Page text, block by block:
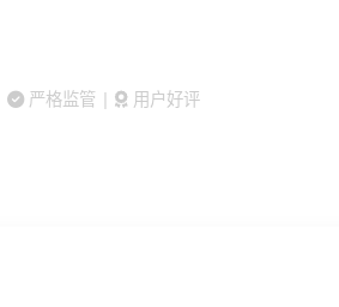
严格监管 | 用户好评